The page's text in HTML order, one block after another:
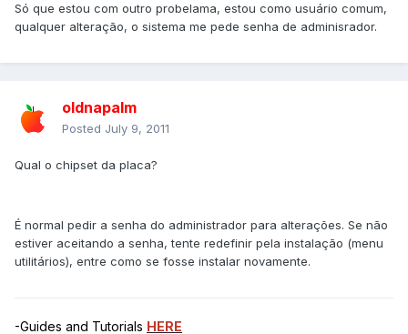
Só que estou com outro probelama, estou como usuário comum,
qualquer alteração, o sistema me pede senha de adminisrador.
oldnapalm
Posted July 9, 2011
Qual o chipset da placa?
É normal pedir a senha do administrador para alterações. Se não
estiver aceitando a senha, tente redefinir pela instalação (menu
utilitários), entre como se fosse instalar novamente.
-Guides and Tutorials HERE